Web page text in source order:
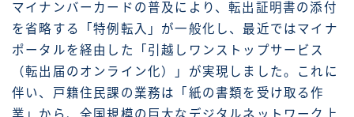
マイナンバーカードの普及により、転出証明書の添付
を省略する「特例転入」が一般化し、最近ではマイナ
ポータルを経由した「引越しワンストップサービス
（転出届のオンライン化）」が実現しました。これに
伴い、戸籍住民課の業務は「紙の書類を受け取る作
業」から、全国規模の巨大なデジタルネットワーク上